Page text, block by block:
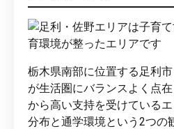
栃木県南部に位置する足利
が生活圏にバランスよく点
から高い支持を受けている
分布と通学環境という2つの